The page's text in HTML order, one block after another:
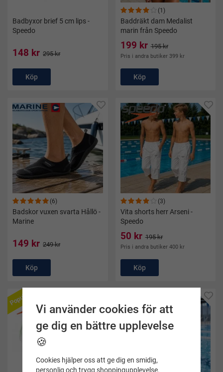
Badbyxor brief 5 cm lips -
Speedo
148 kr 295 kr
Köp
(1)
Baddräkt dam Medalist
marin från Speedo
199 kr 195 kr
Pris i andra butiker 399 kr
Köp
(6)
Badskor vuxen svarta Hållö -
Marine
149 kr 249 kr
Köp
(3)
Vita shorts herr Arseni -
Speedo
50 kr 195 kr
Pris i andra butiker 400 kr
Köp
Populär
Vi använder cookies för att
ge dig en bättre upplevelse
🍪
Cookies hjälper oss att ge dig en smidig,
personlig och trygg shoppingupplevelse.